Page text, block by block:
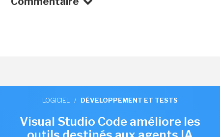
LOGICIEL / DÉVELOPPEMENT ET TESTS
Visual Studio Code améliore les